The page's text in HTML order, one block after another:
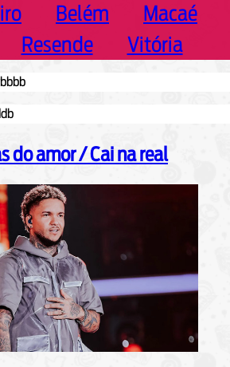
Belém
Macaé
Resende Vitória
do amor / Cai na real